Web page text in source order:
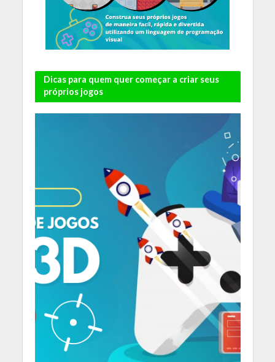
Dicas para quem quer começar a criar seus
próprios jogos